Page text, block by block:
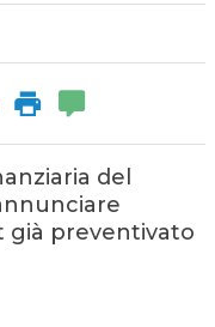
del
già preventivato